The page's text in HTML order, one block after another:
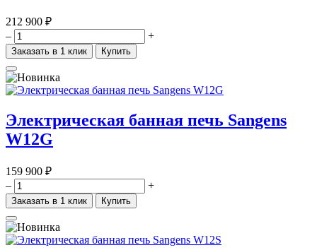
212 900 ₽
–
+
Заказать в 1 клик Купить
Электрическая банная печь Sangens
W12G
159 900 ₽
–
+
Заказать в 1 клик Купить